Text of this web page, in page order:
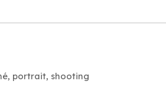
portrait, shooting